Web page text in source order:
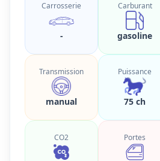
Carrosserie
-
Carburant
gasoline
Transmission
manual
Puissance
75 ch
CO2 Portes